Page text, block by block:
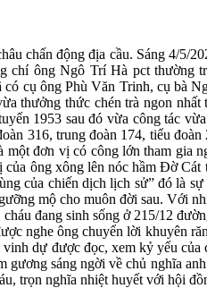
chấn động địa cầu. Sáng 4/5/
ông Ngô Trí Hà pct thường
cụ ông Phù Văn Trinh, cụ bà
thưởng thức chén trà ngon
1953 sau đó vừa công tác
316, trung đoàn 174, tiểu
đơn vị có công lớn tham gia
ông xông lên nóc hầm Đờ
của chiến dịch lịch sử” đó là
mộ cho muôn đời sau. Với
đang sinh sống ở 215/12
nghe ông chuyển lời khuyên
dự được đọc, xem kỷ yếu
sáng ngời về chủ nghĩa
trọn nghĩa nhiệt huyết với hội